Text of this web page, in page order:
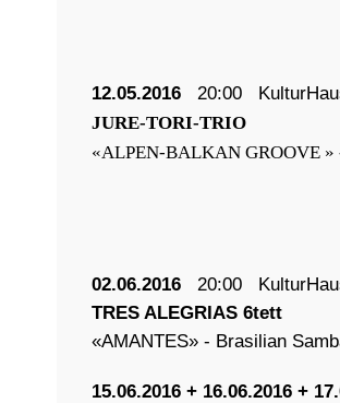
12.05.2016 20:00
JURE-TORI-TRIO
«ALPEN-BALKAN GROOVE »
02.06.2016
20:00
TRES ALEGRIAS 6tett
«AMANTES» - Brasilian
15.06.2016 + 16.06.2016 +